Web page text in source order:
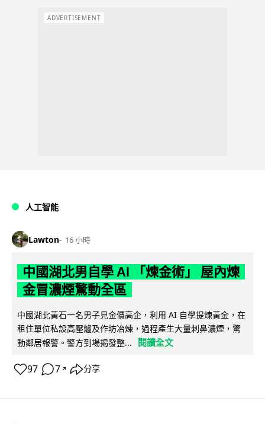
ADVERTISEMENT
人工智能
Lawton 16 小時
中國湖北男自學 AI 「煉金術」 屋內煉
金冒濃煙驚動全區
中國湖北黃石一名男子見金價高企，利用 AI 自學提煉黃金，在
租住單位私設高壓爐及作坊冶煉，過程產生大量刺鼻濃煙，驚
動鄰居報警。警方到場揭發整...
閱讀全文
97 7 ↗ 分享